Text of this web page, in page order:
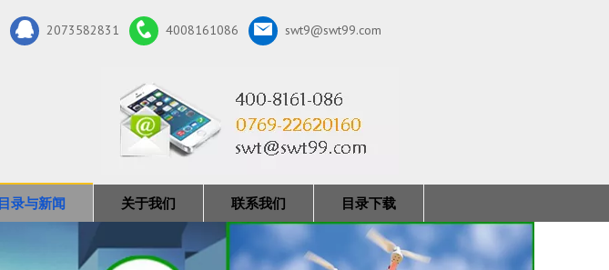
2073582831 4008161086 swt9@swt99.com
目录与新闻 关于我们 联系我们 目录下载